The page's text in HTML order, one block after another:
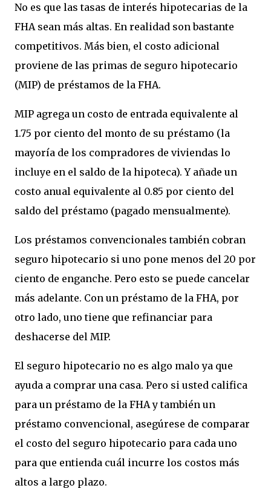
No es que las tasas de interés hipotecarias de la
FHA sean más altas. En realidad son bastante
competitivos. Más bien, el costo adicional
proviene de las primas de seguro hipotecario
(MIP) de préstamos de la FHA.
MIP agrega un costo de entrada equivalente al
1.75 por ciento del monto de su préstamo (la
mayoría de los compradores de viviendas lo
incluye en el saldo de la hipoteca). Y añade un
costo anual equivalente al 0.85 por ciento del
saldo del préstamo (pagado mensualmente).
Los préstamos convencionales también cobran
seguro hipotecario si uno pone menos del 20 por
ciento de enganche. Pero esto se puede cancelar
más adelante. Con un préstamo de la FHA, por
otro lado, uno tiene que refinanciar para
deshacerse del MIP.
El seguro hipotecario no es algo malo ya que
ayuda a comprar una casa. Pero si usted califica
para un préstamo de la FHA y también un
préstamo convencional, asegúrese de comparar
el costo del seguro hipotecario para cada uno
para que entienda cuál incurre los costos más
altos a largo plazo.